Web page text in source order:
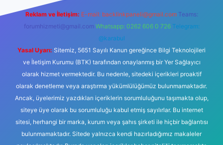
Reklam ve İletişim: E-mail: backlinkpaneli@gmail.com Teams:
forumhizmeti@gmail.com Whatsapp: 0262 606 0 726 Telegram:
@karabul
Yasal Uyarı: Sitemiz, 5651 Sayılı Kanun gereğince Bilgi Teknolojileri
ve İletişim Kurumu (BTK) tarafından onaylanmış bir Yer Sağlayıcı
olarak hizmet vermektedir. Bu nedenle, sitedeki içerikleri proaktif
olarak denetleme veya araştırma yükümlülüğümüz bulunmamaktadır.
Ancak, üyelerimiz yazdıkları içeriklerin sorumluluğunu taşımakta olup,
siteye üye olarak bu sorumluluğu kabul etmiş sayılırlar. Bu internet
sitesi, herhangi bir marka, kurum veya şahıs şirketi ile hiçbir bağlantısı
bulunmamaktadır. Sitede yalnızca kendi hazırladığımız makaleler